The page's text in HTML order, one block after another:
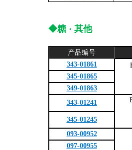
◆糖 · 其他
产品编号
343-01861
345-01865
349-01863
343-01241
345-01245
093-00952
097-00955